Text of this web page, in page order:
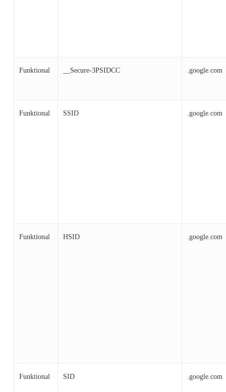
Funktional __Secure-3PSIDCC .google.com
Funktional SSID .google.com
Funktional HSID .google.com
Funktional SID .google.com